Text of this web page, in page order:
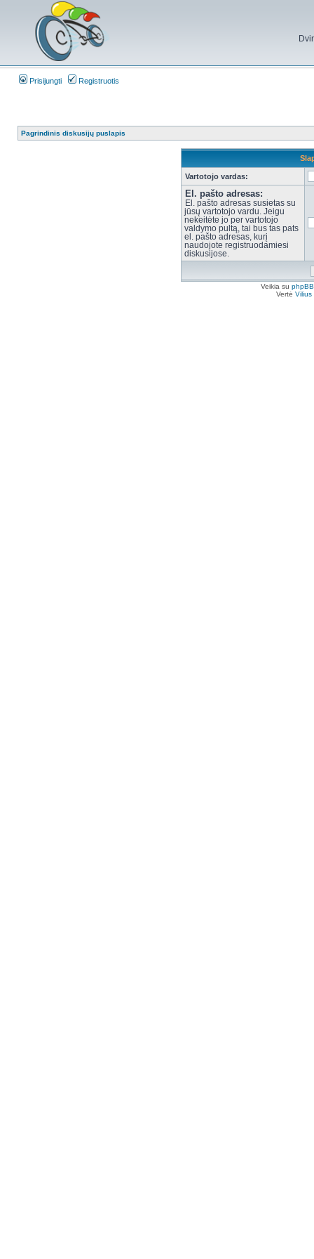
Prisijungti Registruotis
Pagrindinis diskusijų puslapis
Vartotojo vardas:
El. pašto adresas:
El. pašto adresas susietas su
jūsų vartotojo vardu. Jeigu
nekeitėte jo per vartotojo
valdymo pultą, tai bus tas pats
el. pašto adresas, kurį
naudojote registruodamiesi
diskusijose.
Veikia su phpBB
Vertė Vilius